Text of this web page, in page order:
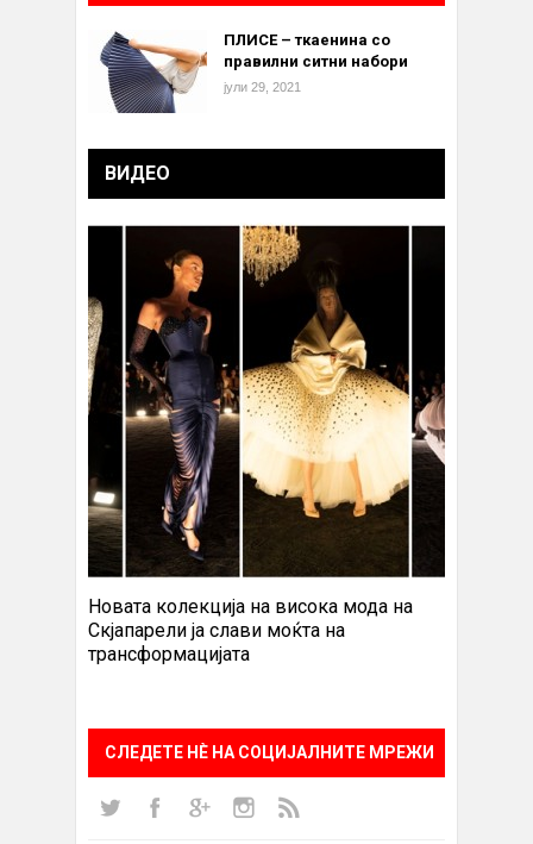
ПЛИСЕ – ткаенина со
правилни ситни набори
јули 29, 2021
ВИДЕО
Новата колекција на висока мода на
Скјапарели ја слави моќта на
трансформацијата
СЛЕДЕТЕ НÈ НА СОЦИЈАЛНИТЕ МРЕЖИ